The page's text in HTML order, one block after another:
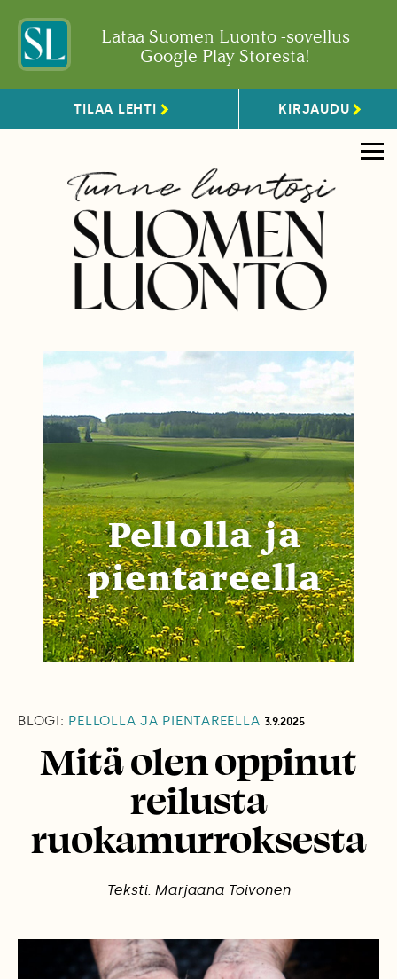
Lataa Suomen Luonto -sovellus
Google Play Storesta!
TILAA LEHTI KIRJAUDU
BLOGI: PELLOLLA JA PIENTAREELLA 3.9.2025
Mitä olen oppinut
reilusta
ruokamurroksesta
Teksti: Marjaana Toivonen